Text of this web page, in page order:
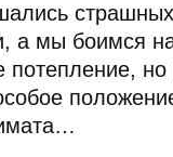
а мы боимся
потепление,